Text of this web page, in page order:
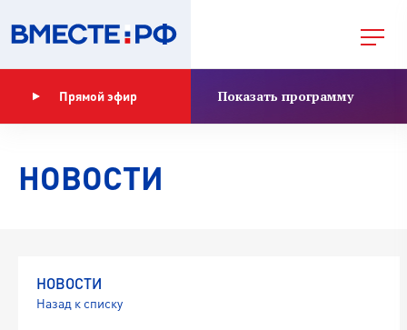
Прямой эфир Показать программу
НОВОСТИ
НОВОСТИ
Назад к списку